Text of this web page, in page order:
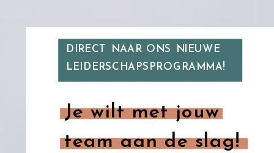
Je wilt met jouw
team aan de slag!
DIRECT NAAR ONS NIEUWE
LEIDERSCHAPSPROGRAMMA!